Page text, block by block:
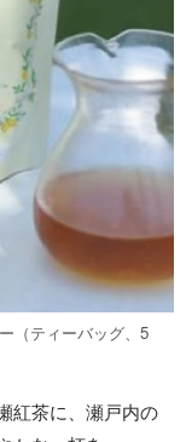
（ティーバッグ、5
紅茶に、瀬戸内の